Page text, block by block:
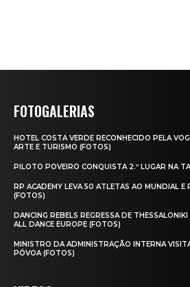
FOTOGALERIAS
HOTEL COSTA VERDE RECONHECIDO PELA
ARTE E TURISMO (FOTOS)
PILOTO POVEIRO CONQUISTA 2.º LUGAR NA
RP ACADEMY LEVA 50 ATLETAS AO MUNDIAL E
(FOTOS)
DANCING REBELS REGRESSA DE
ALL DANCE EUROPE (FOTOS)
MINISTRO DA ADMINISTRAÇÃO INTERNA
PÓVOA (FOTOS)